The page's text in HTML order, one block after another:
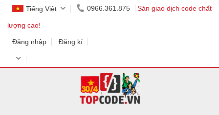
Tiếng Việt 0966.361.875 Sàn giao dịch code chất
lượng cao!
Đăng nhập Đăng kí